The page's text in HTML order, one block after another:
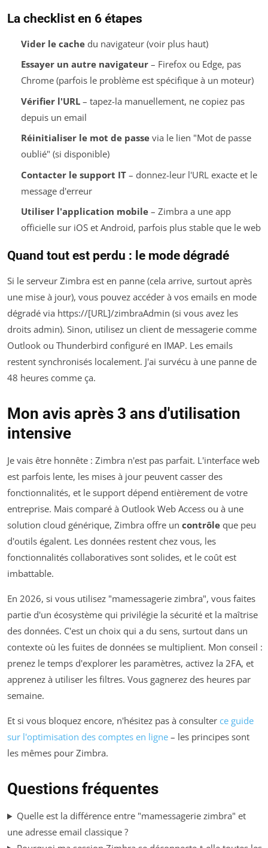
La checklist en 6 étapes
Vider le cachedu navigateur (voir plus haut)
Essayer un autre navigateur– Firefox ou Edge, pas
Chrome (parfois le problème est spécifique à un moteur)
Vérifier l'URL– tapez-la manuellement, ne copiez pas
depuis un email
Réinitialiser le mot de passevia le lien "Mot de passe
oublié" (si disponible)
Contacter le support IT– donnez-leur l'URL exacte et le
message d'erreur
Utiliser l'application mobile– Zimbra a une app
officielle sur iOS et Android, parfois plus stable que le web
Quand tout est perdu : le mode dégradé
Si le serveur Zimbra est en panne (cela arrive, surtout après
une mise à jour), vous pouvez accéder à vos emails en mode
dégradé via https://[URL]/zimbraAdmin (si vous avez les
droits admin). Sinon, utilisez un client de messagerie comme
Outlook ou Thunderbird configuré en IMAP. Les emails
restent synchronisés localement. J'ai survécu à une panne de
48 heures comme ça.
Mon avis après 3 ans d'utilisation
intensive
Je vais être honnête : Zimbra n'est pas parfait. L'interface web
est parfois lente, les mises à jour peuvent casser des
fonctionnalités, et le support dépend entièrement de votre
entreprise. Mais comparé à Outlook Web Access ou à une
solution cloud générique, Zimbra offre un contrôle que peu
d'outils égalent. Les données restent chez vous, les
fonctionnalités collaboratives sont solides, et le coût est
imbattable.
En 2026, si vous utilisez "mamessagerie zimbra", vous faites
partie d'un écosystème qui privilégie la sécurité et la maîtrise
des données. C'est un choix qui a du sens, surtout dans un
contexte où les fuites de données se multiplient. Mon conseil :
prenez le temps d'explorer les paramètres, activez la 2FA, et
apprenez à utiliser les filtres. Vous gagnerez des heures par
semaine.
Et si vous bloquez encore, n'hésitez pas à consulter ce guide
sur l'optimisation des comptes en ligne – les principes sont
les mêmes pour Zimbra.
Questions fréquentes
Quelle est la différence entre "mamessagerie zimbra" et
une adresse email classique ?